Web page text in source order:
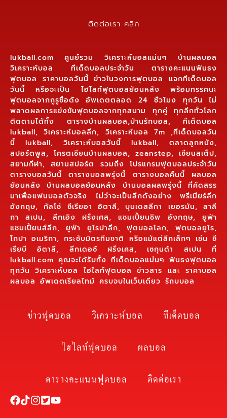
ติดต่อเรา คลิก
lukball.com ศูนย์รวม วิเคราะห์บอลแม่นๆ บ้านผลบอล
วิเคราะห์บอล ทีเด็ดบอลประจำวัน ตารางคะแนนฟันธง
ฟุตบอล ราคาบอลวันนี้ ข่าวในวงการฟุตบอล แจกทีเด็ดบอล
วันนี้ หรือจะเป็น ไฮไลท์ฟุตบอลย้อนหลัง พร้อมทรรศนะ
ฟุตบอลจากกูรูชื่อดัง อัพเดตตลอด 24 ชั่วโมง ทุกวัน ไม่
พลาดผลการแข่งขันฟุตบอลจากทุกสนาม ทุกคู่ ทุกลีกทั่วโลก
ติดตามได้ทั้ง ตารางบ้านผลบอล,บ้านรักบอล, ทีเด็ดบอล
lukball, วิเคราะห์บอลลีก, วิเคราะห์บอล 7m ,ทีเด็ดบอลวัน
นี้ lukball, วิเคราะห์บอลวันนี้ lukball, ตลาดลูกหนัง,
สปอร์ตพูล, โครตเซียนบ้านผลบอล, zeanstep, เซียนสเต็ป,
สยามกีฬา, สยามสปอร์ต รวมถึง โปรแกรมฟุตบอลประจำวัน
ตารางบอลวันนี้ ตารางบอลพรุ่งนี้ ตารางบอลคืนนี้ ผลบอล
ย้อนหลัง บ้านผลบอลย้อนหลัง บ้านบอลผลพรุ่งนี้ ที่คัดสรร
มาเพื่อแฟนบอลตัวจริง ไม่ว่าจะเป็นลีกดังอย่าง พรีเมียร์ลีก
อังกฤษ, กัลโช่ ซีเรียอา อิตาลี, บุนเดสลีกา เยอรมัน, ลาลี
กา สเปน, ลีกเอิง ฝรั่งเศส, แชมเปี้ยนชิพ อังกฤษ, ยูฟ่า
แชมเปี้ยนส์ลีก, ยูฟ่า ยูโรปาลีก, ฟุตบอลโลก, ฟุตบอลยูโร,
โกปา อเมริกา, กระชับมิตรทีมชาติ หรือแม้แต่ลีกเล็กๆ เช่น ซี
เรียบี อิตาลี, ลีกเดอซ์ ฝรั่งเศส, เซกุนด้า สเปน ที่
lukball.com คุณจะได้รับทั้ง ทีเด็ดบอลแม่นๆ ฟันธงฟุตบอล
ทุกวัน วิเคราะห์บอล ไฮไลท์ฟุตบอล ข่าวสาร และ ราคาบอล
ผลบอล อัพเดตเรียลไทม์ ครบจบในเว็บเดียว รักบบอล
ข่าวฟุตบอล วิเคราะห์บอล
ทีเด็ดบอล
ไฮไลท์ฟุตบอล
ผลบอล
ตารางคะแนนฟุตบอล
ติดต่อเรา